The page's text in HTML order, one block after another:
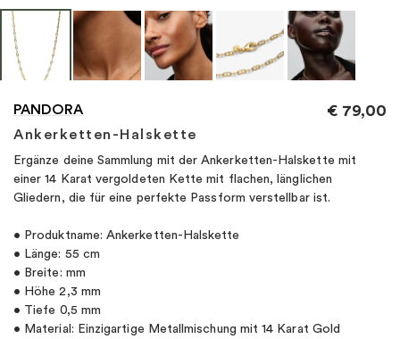
PANDORA
Ankerketten-Halskette
€ 79,00
Ergänze deine Sammlung mit der Ankerketten-Halskette mit
einer 14 Karat vergoldeten Kette mit flachen, länglichen
Gliedern, die für eine perfekte Passform verstellbar ist.
• Produktname: Ankerketten-Halskette
• Länge: 55 cm
• Breite: mm
• Höhe 2,3 mm
• Tiefe 0,5 mm
• Material: Einzigartige Metallmischung mit 14 Karat Gold